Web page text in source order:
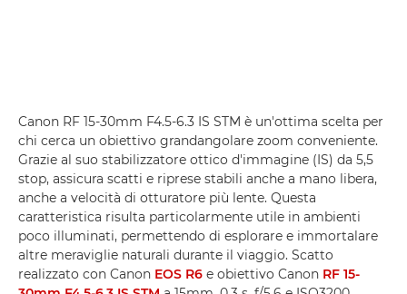
Canon RF 15-30mm F4.5-6.3 IS STM è un'ottima scelta per
chi cerca un obiettivo grandangolare zoom conveniente.
Grazie al suo stabilizzatore ottico d'immagine (IS) da 5,5
stop, assicura scatti e riprese stabili anche a mano libera,
anche a velocità di otturatore più lente. Questa
caratteristica risulta particolarmente utile in ambienti
poco illuminati, permettendo di esplorare e immortalare
altre meraviglie naturali durante il viaggio. Scatto
realizzato con Canon EOS R6 e obiettivo Canon RF 15-